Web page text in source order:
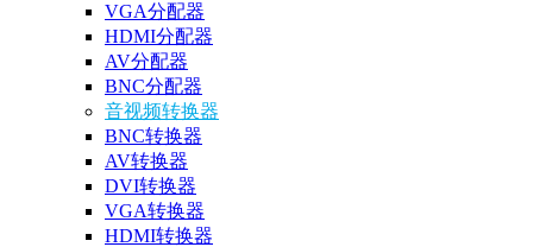
VGA分配器
HDMI分配器
AV分配器
BNC分配器
音视频转换器
BNC转换器
AV转换器
DVI转换器
VGA转换器
HDMI转换器